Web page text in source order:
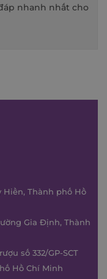
nhanh nhất cho
Hiền, Thành phố Hồ
Gia Định, Thành
số 332/GP-SCT
Hồ Chí Minh